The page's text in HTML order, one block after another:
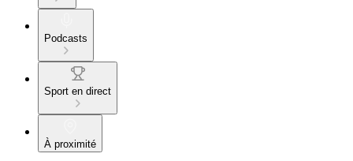
Podcasts
Sport en direct
À proximité